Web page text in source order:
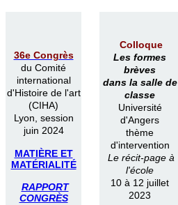
36e Congrès
du Comité
international
d'Histoire de l'art
(CIHA)
Lyon, session
juin 2024
MATIÈRE ET
MATÉRIALITÉ
RAPPORT
CONGRÈS
Colloque
Les formes
brèves
dans la salle de
classe
Université
d'Angers
thème
d'intervention
Le récit-page à
l'école
10 à 12 juillet
2023